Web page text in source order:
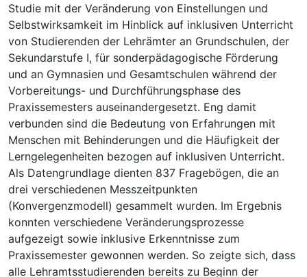
Studie mit der Veränderung von Einstellungen und
Selbstwirksamkeit im Hinblick auf inklusiven Unterricht
von Studierenden der Lehrämter an Grundschulen, der
Sekundarstufe I, für sonderpädagogische Förderung
und an Gymnasien und Gesamtschulen während der
Vorbereitungs- und Durchführungsphase des
Praxissemesters auseinandergesetzt. Eng damit
verbunden sind die Bedeutung von Erfahrungen mit
Menschen mit Behinderungen und die Häufigkeit der
Lerngelegenheiten bezogen auf inklusiven Unterricht.
Als Datengrundlage dienten 837 Fragebögen, die an
drei verschiedenen Messzeitpunkten
(Konvergenzmodell) gesammelt wurden. Im Ergebnis
konnten verschiedene Veränderungsprozesse
aufgezeigt sowie inklusive Erkenntnisse zum
Praxissemester gewonnen werden. So zeigte sich, dass
alle Lehramtsstudierenden bereits zu Beginn der